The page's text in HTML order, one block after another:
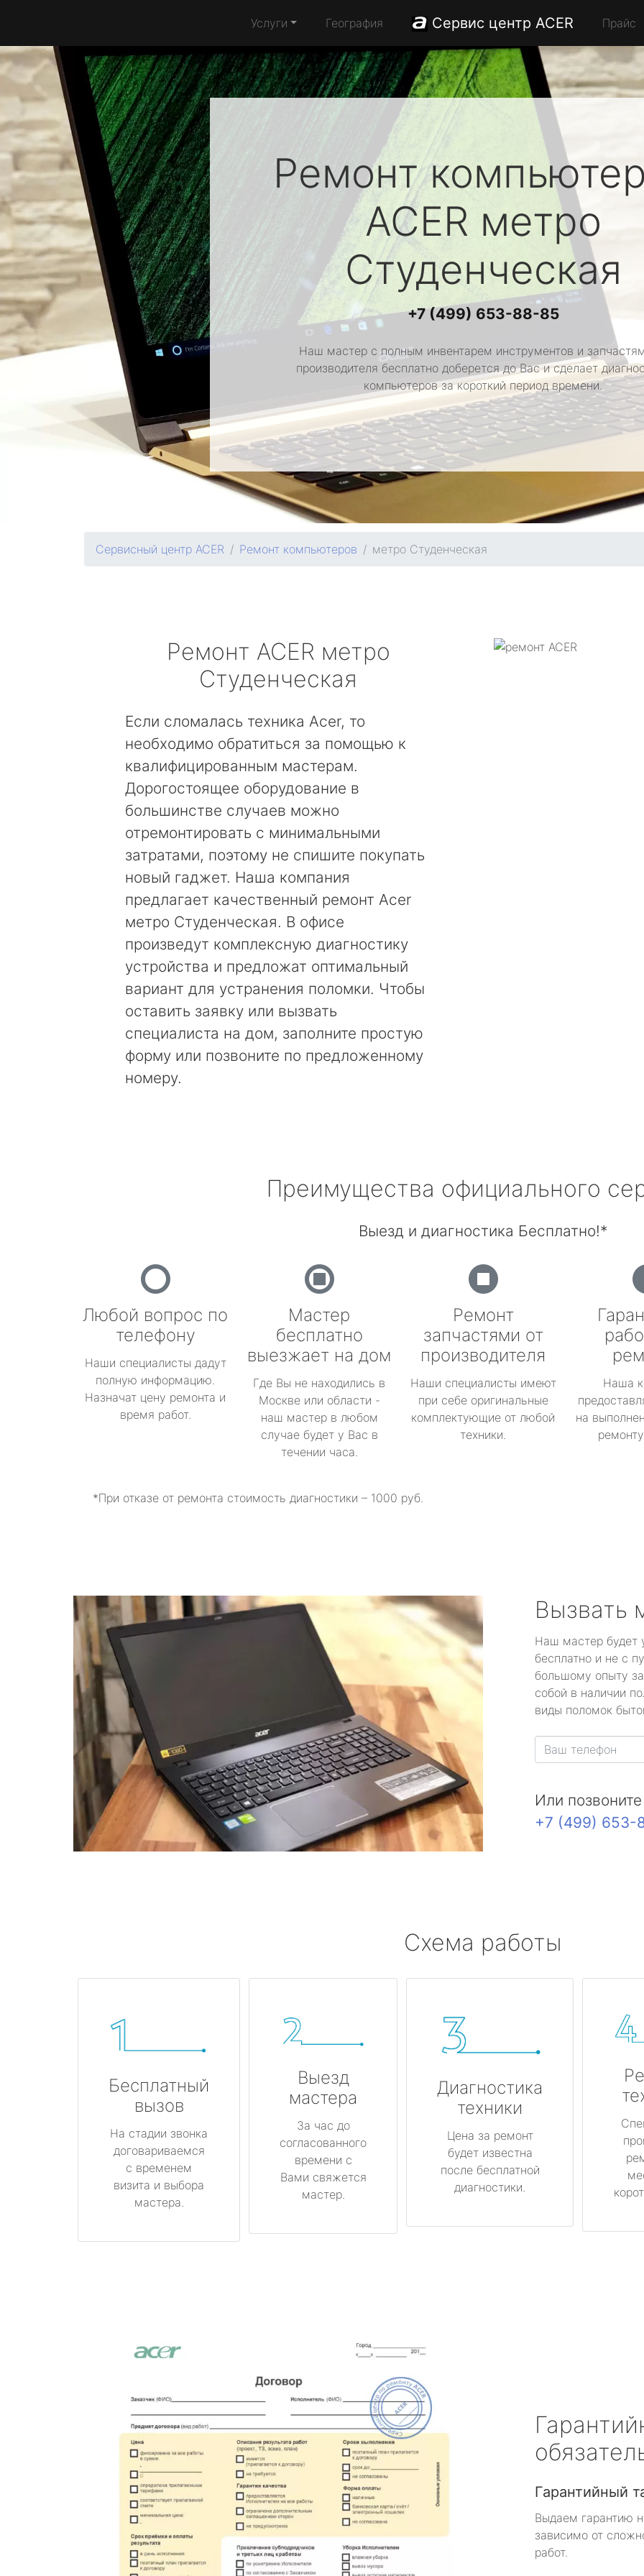
Услуги География Сервис центр ACER Прайс
Ремонт
ACER метро
Студенческая
+7 (499) 653-88-85
Наш мастер с полным инвентарем инструментов и
производителя бесплатно доберется до Вас и сделает
компьютеров за короткий период времени.
Сервисный центр ACER Ремонт компьютеров метро Студенческая
Ремонт ACER метро
Студенческая
Если сломалась техника Acer, то
необходимо обратиться за помощью к
квалифицированным мастерам.
Дорогостоящее оборудование в
большинстве случаев можно
отремонтировать с минимальными
затратами, поэтому не спишите покупать
новый гаджет. Наша компания
предлагает качественный ремонт Acer
метро Студенческая. В офисе
произведут комплексную диагностику
устройства и предложат оптимальный
вариант для устранения поломки. Чтобы
оставить заявку или вызвать
специалиста на дом, заполните простую
форму или позвоните по предложенному
номеру.
Преимущества официального
Выезд и диагностика Бесплатно!*
Любой вопрос по
телефону
Наши специалисты дадут
полную информацию.
Назначат цену ремонта и
время работ.
Мастер
бесплатно
выезжает на дом
Где Вы не находились в
Москве или области -
наш мастер в любом
случае будет у Вас в
течении часа.
Ремонт
запчастями от
производителя
Наши специалисты имеют
при себе оригинальные
комплектующие от любой
техники.
Наша
на
*При отказе от ремонта стоимость диагностики – 1000 руб.
Вызвать
Наш мастер будет
бесплатно и не с
большому опыту
собой в наличии
виды поломок
Или
+7 (499) 653-
Схема работы
Бесплатный
вызов
На стадии звонка
договариваемся
с временем
визита и выбора
мастера.
Выезд
мастера
За час до
согласованного
времени с
Вами свяжется
мастер.
Диагностика
техники
Цена за ремонт
будет известна
после бесплатной
диагностики.
Гарантийный
Выдаем гарантию
зависимо от
работ.